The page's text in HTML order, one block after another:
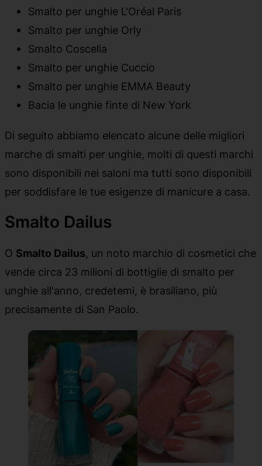
Smalto per unghie L'Oréal Paris
Smalto per unghie Orly
Smalto Coscelia
Smalto per unghie Cuccio
Smalto per unghie EMMA Beauty
Bacia le unghie finte di New York
Di seguito abbiamo elencato alcune delle migliori
marche di smalti per unghie, molti di questi marchi
sono disponibili nei saloni ma tutti sono disponibili
per soddisfare le tue esigenze di manicure a casa.
Smalto Dailus
O Smalto Dailus, un noto marchio di cosmetici che
vende circa 23 milioni di bottiglie di smalto per
unghie all'anno, credetemi, è brasiliano, più
precisamente di San Paolo.